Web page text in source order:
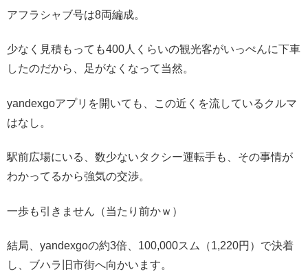
アフラシャブ号は8両編成。
少なく見積もっても400人くらいの観光客がいっぺんに下車
したのだから、足がなくなって当然。
yandexgoアプリを開いても、この近くを流しているクルマ
はなし。
駅前広場にいる、数少ないタクシー運転手も、その事情が
わかってるから強気の交渉。
一歩も引きません（当たり前かｗ）
結局、yandexgoの約3倍、100,000スム（1,220円）で決着
し、ブハラ旧市街へ向かいます。